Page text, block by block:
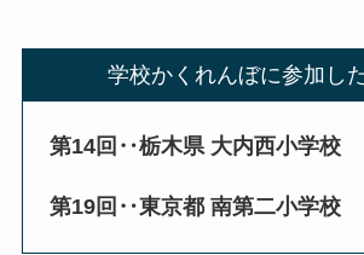
学校かくれんぼに参加し
第14回‥栃木県 大内西小学校
第19回‥東京都 南第二小学校